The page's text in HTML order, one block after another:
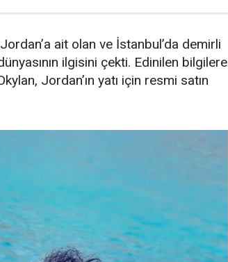
ait olan ve İstanbul’da demirli
ilgisini çekti. Edinilen bilgilere
Jordan’ın yatı için resmi satın